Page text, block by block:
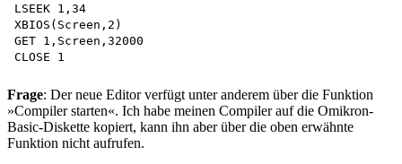
LSEEK 1,34
XBIOS(Screen,2)
GET 1,Screen,32000
Frage: Der neue Editor verfügt unter anderem über die Funktion
»Compiler starten«. Ich habe meinen Compiler auf die Omikron-
Basic-Diskette kopiert, kann ihn aber über die oben erwähnte
Funktion nicht aufrufen.